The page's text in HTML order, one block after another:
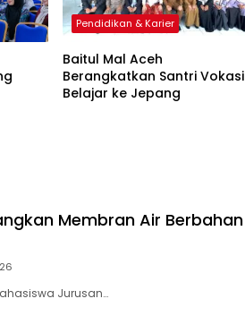
Pendidikan & Karier
Baitul Mal Aceh
Berangkatkan Santri Vokasi
Belajar ke Jepang
Membran Air Berbahan
Jurusan…